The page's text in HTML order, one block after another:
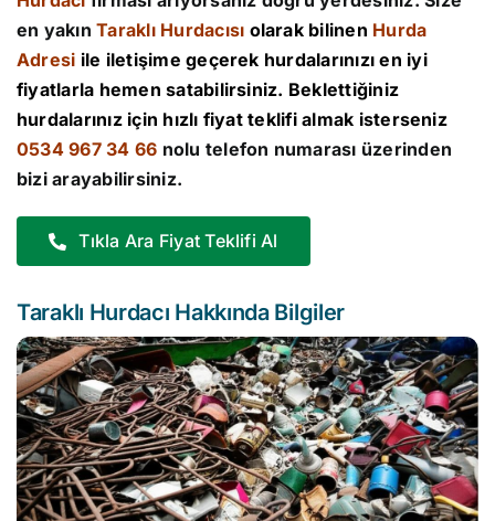
en yakınTaraklı Hurdacısı olarak bilinen Hurda
Adresi ile iletişime geçerek hurdalarınızı en iyi
fiyatlarla hemen satabilirsiniz. Beklettiğiniz
hurdalarınız için hızlı fiyat teklifi almak isterseniz
0534 967 34 66 nolu telefon numarası üzerinden
bizi arayabilirsiniz.
Tıkla Ara Fiyat Teklifi Al
Taraklı Hurdacı Hakkında Bilgiler